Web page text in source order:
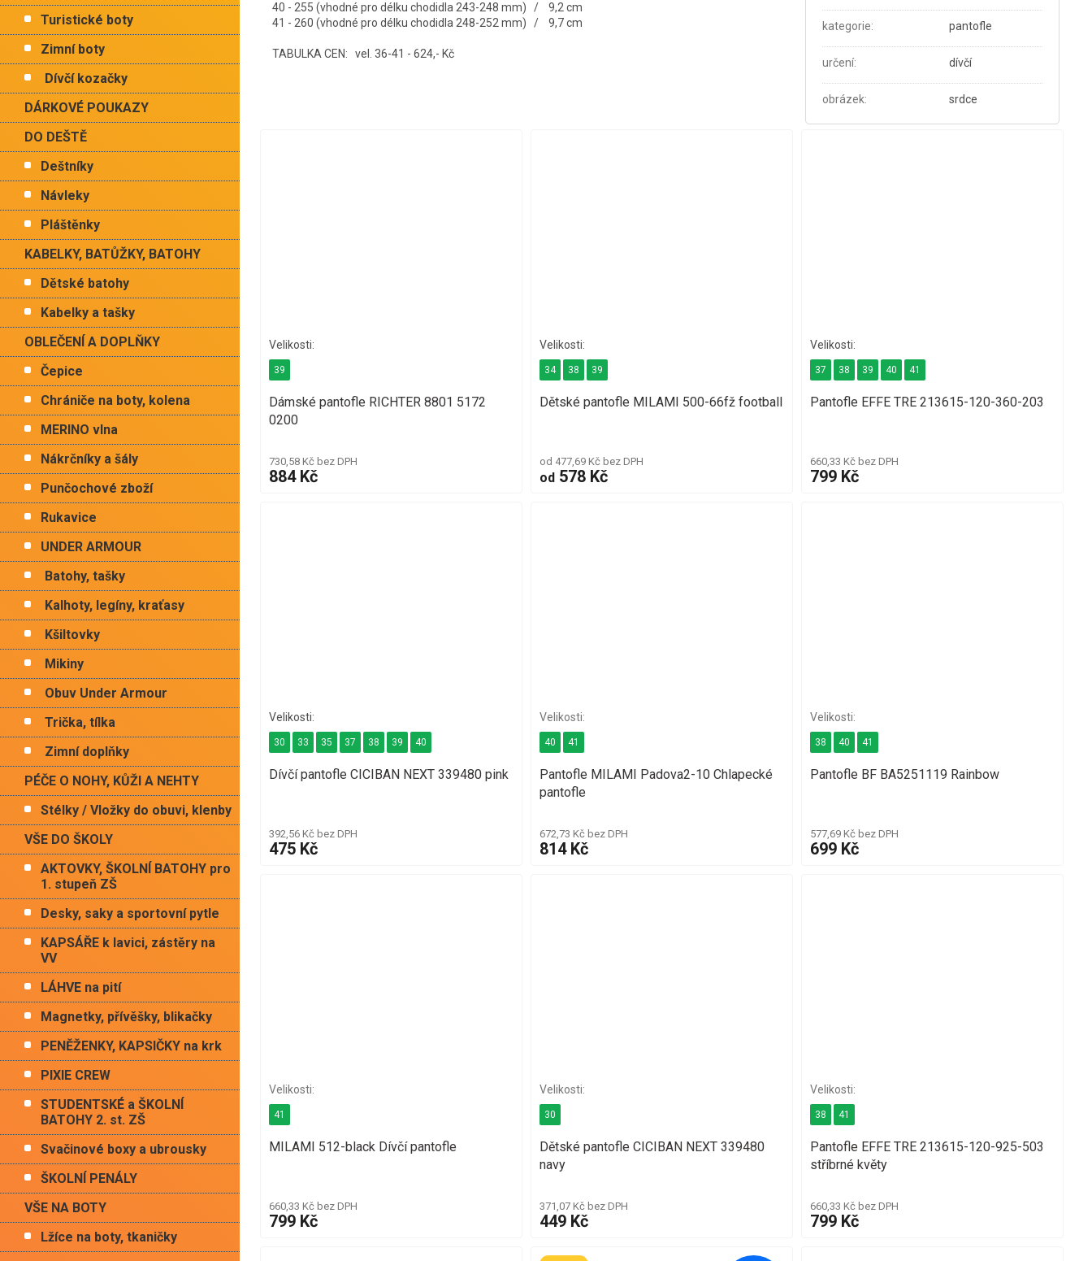
Turistické boty
Zimní boty
Dívčí kozačky
DÁRKOVÉ POUKAZY
DO DEŠTĚ
Deštníky
Návleky
Pláštěnky
KABELKY, BATŮŽKY, BATOHY
Dětské batohy
Kabelky a tašky
OBLEČENÍ A DOPLŇKY
Čepice
Chrániče na boty, kolena
MERINO vlna
Nákrčníky a šály
Punčochové zboží
Rukavice
UNDER ARMOUR
Batohy, tašky
Kalhoty, legíny, kraťasy
Kšiltovky
Mikiny
Obuv Under Armour
Trička, tílka
Zimní doplňky
PÉČE O NOHY, KŮŽI A NEHTY
Stélky / Vložky do obuvi, klenby
VŠE DO ŠKOLY
AKTOVKY, ŠKOLNÍ BATOHY pro
1. stupeň ZŠ
Desky, saky a sportovní pytle
KAPSÁŘE k lavici, zástěry na
VV
LÁHVE na pití
Magnetky, přívěšky, blikačky
PENĚŽENKY, KAPSIČKY na krk
PIXIE CREW
STUDENTSKÉ a ŠKOLNÍ
BATOHY 2. st. ZŠ
Svačinové boxy a ubrousky
ŠKOLNÍ PENÁLY
VŠE NA BOTY
Lžíce na boty, tkaničky
40 - 255 (vhodné pro délku chodidla 243-248 mm) / 9,2 cm
41 - 260 (vhodné pro délku chodidla 248-252 mm) / 9,7 cm
TABULKA CEN: vel. 36-41 - 624,- Kč
kategorie: pantofle
určení: dívčí
obrázek: srdce
Dámské pantofle RICHTER 8801 5172
0200
730,58 Kč bez DPH
884 Kč
39
Dětské pantofle MILAMI 500-66fž football
od 477,69 Kč bez DPH
od578 Kč
34 38 39
Pantofle EFFE TRE 213615-120-360-203
660,33 Kč bez DPH
799 Kč
37 38 39 40 41
Dívčí pantofle CICIBAN NEXT 339480 pink
392,56 Kč bez DPH
475 Kč
30 33 35 37 38 39 40
Pantofle MILAMI Padova2-10 Chlapecké
pantofle
672,73 Kč bez DPH
814 Kč
40 41
Pantofle BF BA5251119 Rainbow
577,69 Kč bez DPH
699 Kč
38 40 41
MILAMI 512-black Dívčí pantofle
660,33 Kč bez DPH
799 Kč
41
Dětské pantofle CICIBAN NEXT 339480
navy
371,07 Kč bez DPH
449 Kč
30
Pantofle EFFE TRE 213615-120-925-503
stříbrné květy
660,33 Kč bez DPH
799 Kč
38 41